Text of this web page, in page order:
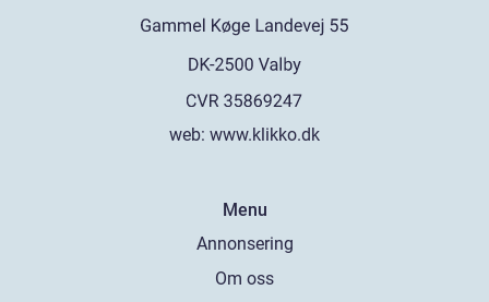
web: www.klikko.dk
Menu
Annonsering
Om oss